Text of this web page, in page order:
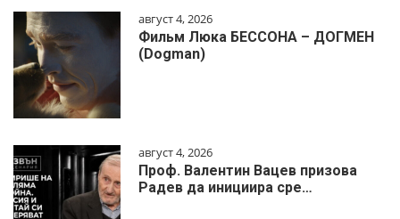
август 4, 2026
Фильм Люка БЕССОНА – ДОГМЕН
(Dogman)
август 4, 2026
Проф. Валентин Вацев призова
Радев да инициира сре…